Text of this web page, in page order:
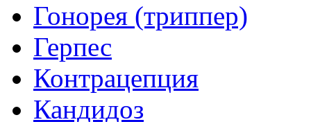
Гонорея (триппер)
Герпес
Контрацепция
Кандидоз